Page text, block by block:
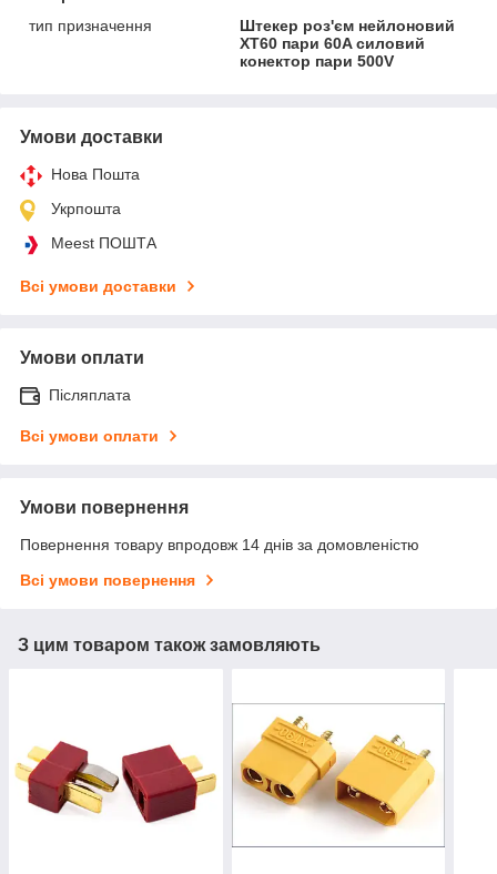
тип призначення
Штекер роз'єм нейлоновий
XT60 пари 60A силовий
конектор пари 500V
Умови доставки
Нова Пошта
Укрпошта
Meest ПОШТА
Всі умови доставки
Умови оплати
Післяплата
Всі умови оплати
Умови повернення
Повернення товару впродовж 14 днів за домовленістю
Всі умови повернення
З цим товаром також замовляють